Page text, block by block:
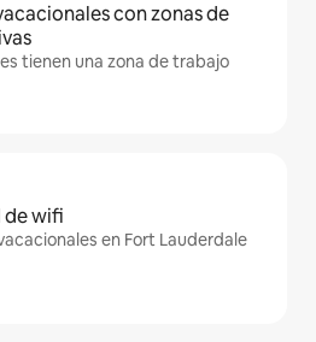
con zonas de
tienen una zona de trabajo
wifi
en Fort Lauderdale